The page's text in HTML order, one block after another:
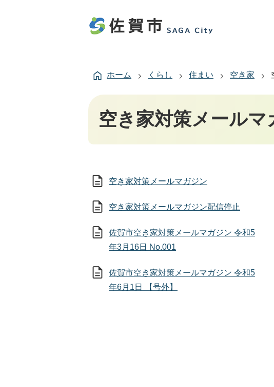
ホーム くらし 住まい 空き家
空き家対策メールマ
空き家対策メールマガジン
空き家対策メールマガジン配信停止
佐賀市空き家対策メールマガジン 令和5
年3月16日 No.001
佐賀市空き家対策メールマガジン 令和5
年6月1日 【号外】